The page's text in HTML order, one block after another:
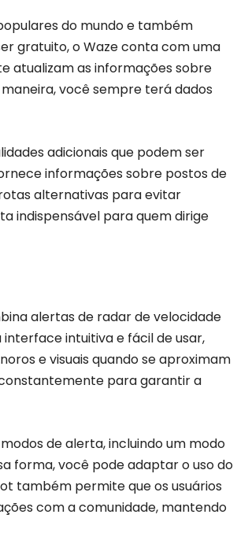
do mundo e também
gratuito, o Waze conta com uma
atualizam as informações sobre
você sempre terá dados
adicionais que podem ser
informações sobre postos de
alternativas para evitar
indispensável para quem dirige
alertas de radar de velocidade
intuitiva e fácil de usar,
e visuais quando se aproximam
para garantir a
de alerta, incluindo um modo
forma, você pode adaptar o uso do
também permite que os usuários
com a comunidade, mantendo